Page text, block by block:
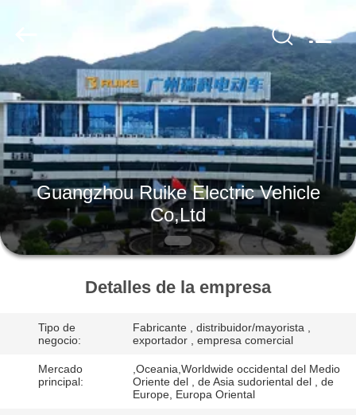
EN
CASA
PRODUCTOS
LOS
VÍDEOS
RECORRIDO
POR
by
Guangzhou Ruike Electric Vehicle
Co,Ltd
Detalles de la empresa
Tipo de
negocio:
Fabricante , distribuidor/mayorista ,
exportador , empresa comercial
Mercado
principal:
,Oceania,Worldwide occidental del Medio
Oriente del , de Asia sudoriental del , de
Europe, Europa Oriental